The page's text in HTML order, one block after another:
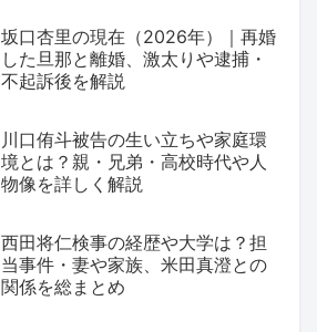
坂口杏里の現在（2026年）｜再婚
した旦那と離婚、激太りや逮捕・
不起訴後を解説
川口侑斗被告の生い立ちや家庭環
境とは？親・兄弟・高校時代や人
物像を詳しく解説
西田将仁検事の経歴や大学は？担
当事件・妻や家族、米田真澄との
関係を総まとめ